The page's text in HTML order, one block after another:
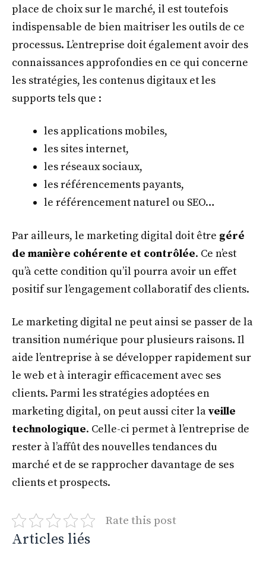
place de choix sur le marché, il est toutefois
indispensable de bien maitriser les outils de ce
processus. L’entreprise doit également avoir des
connaissances approfondies en ce qui concerne
les stratégies, les contenus digitaux et les
supports tels que :
les applications mobiles,
les sites internet,
les réseaux sociaux,
les référencements payants,
le référencement naturel ou SEO…
Par ailleurs, le marketing digital doit être géré
de manière cohérente et contrôlée. Ce n’est
qu’à cette condition qu’il pourra avoir un effet
positif sur l’engagement collaboratif des clients.
Le marketing digital ne peut ainsi se passer de la
transition numérique pour plusieurs raisons. Il
aide l’entreprise à se développer rapidement sur
le web et à interagir efficacement avec ses
clients. Parmi les stratégies adoptées en
marketing digital, on peut aussi citer laveille
technologique. Celle-ci permet à l’entreprise de
rester à l’affût des nouvelles tendances du
marché et de se rapprocher davantage de ses
clients et prospects.
Rate this post
Articles liés